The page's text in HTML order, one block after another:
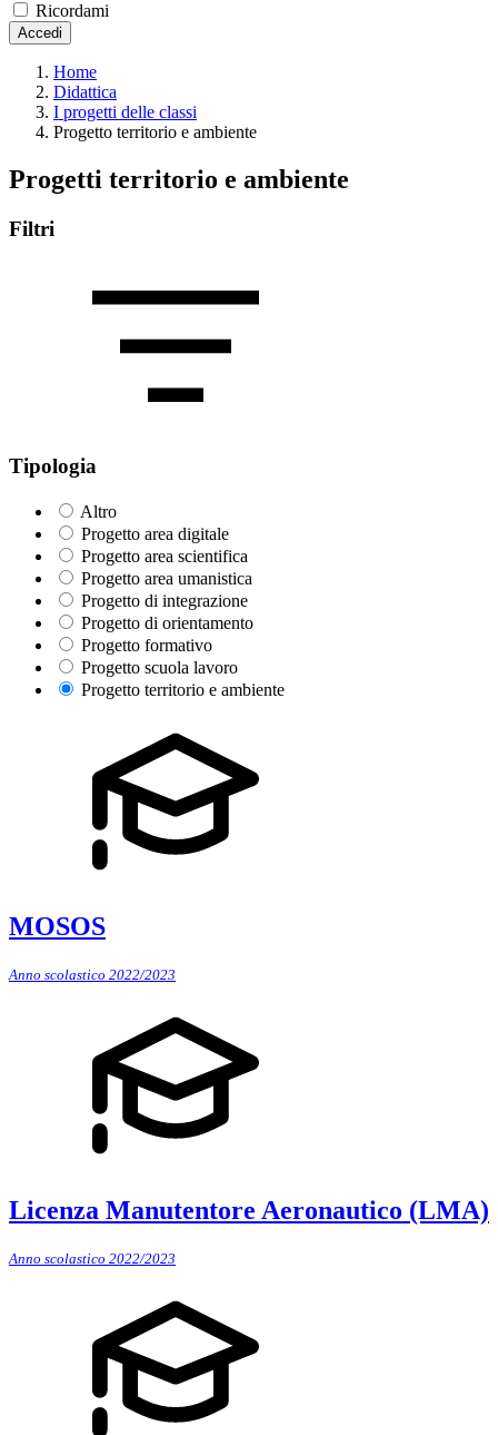
Ricordami
Accedi
Home
Didattica
I progetti delle classi
Progetto territorio e ambiente
Progetti territorio e ambiente
Filtri
Tipologia
Altro
Progetto area digitale
Progetto area scientifica
Progetto area umanistica
Progetto di integrazione
Progetto di orientamento
Progetto formativo
Progetto scuola lavoro
Progetto territorio e ambiente
MOSOS
Anno scolastico 2022/2023
Licenza Manutentore Aeronautico (LMA)
Anno scolastico 2022/2023